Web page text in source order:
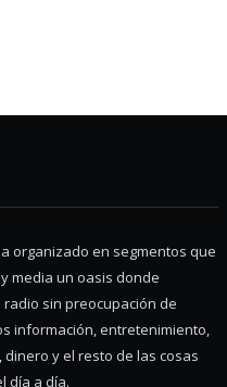
organizado en segmentos que
media un oasis donde
sin preocupación de
información, entretenimiento,
y el resto de las cosas
día a día.